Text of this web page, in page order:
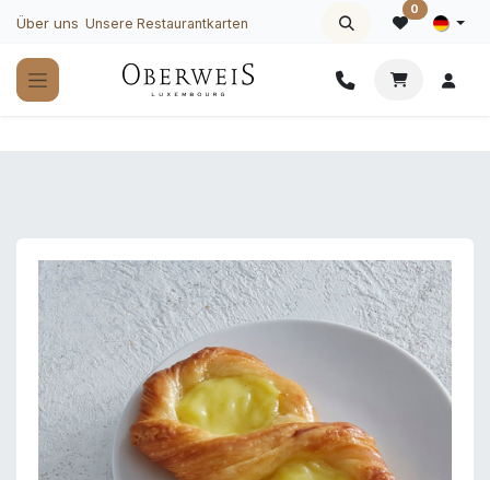
Zum Inhalt springen
Über uns Unsere Restaurantkarten
0